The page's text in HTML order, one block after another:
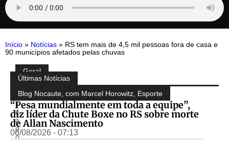
Início » Notícias » RS tem mais de 4,5 mil pessoas fora de casa e
90 municípios afetados pelas chuvas
Compartilhe:
Geral
P
b
li
c
a
d
o
Últimas Notícias
Blog Nocaute, com Marcel Horowitz Esporte
“Pesa mundialmente em toda a equipe”,
diz líder da Chute Boxe no RS sobre morte
de Allan Nascimento
06/08/2026 - 07:13